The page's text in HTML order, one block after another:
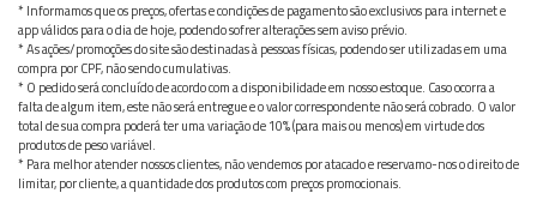
* Informamos que os preços, ofertas e condições de pagamento são exclusivos para internet e
app válidos para o dia de hoje, podendo sofrer alterações sem aviso prévio.
* As ações/promoções do site são destinadas à pessoas físicas, podendo ser utilizadas em uma
compra por CPF, não sendo cumulativas.
* O pedido será concluído de acordo com a disponibilidade em nosso estoque. Caso ocorra a
falta de algum item, este não será entregue e o valor correspondente não será cobrado. O valor
total de sua compra poderá ter uma variação de 10% (para mais ou menos) em virtude dos
produtos de peso variável.
* Para melhor atender nossos clientes, não vendemos por atacado e reservamo-nos o direito de
limitar, por cliente, a quantidade dos produtos com preços promocionais.